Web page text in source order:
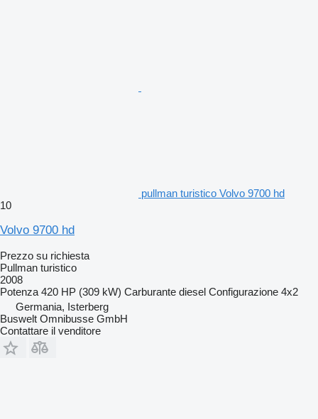
pullman turistico Volvo 9700 hd
10
Volvo 9700 hd
Prezzo su richiesta
Pullman turistico
2008
Potenza 420 HP (309 kW) Carburante diesel Configurazione 4x2
Germania, Isterberg
Buswelt Omnibusse GmbH
Contattare il venditore